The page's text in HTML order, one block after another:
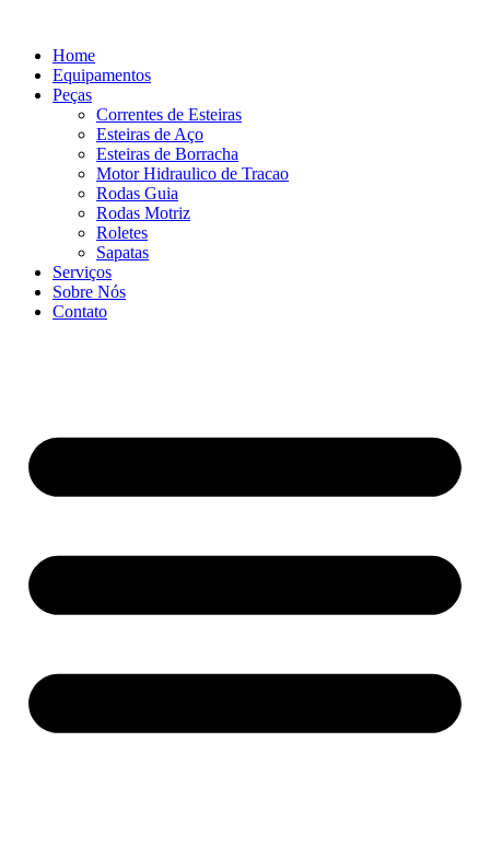
conteúdo
Home
Equipamentos
Peças
Correntes de Esteiras
Esteiras de Aço
Esteiras de Borracha
Motor Hidraulico de Tracao
Rodas Guia
Rodas Motriz
Roletes
Sapatas
Serviços
Sobre Nós
Contato